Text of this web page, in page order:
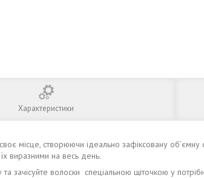
Характеристики
місце, створюючи ідеально зафіксовану
виразними на весь день.
та зачісуйте волоски спеціальною щіточкою у